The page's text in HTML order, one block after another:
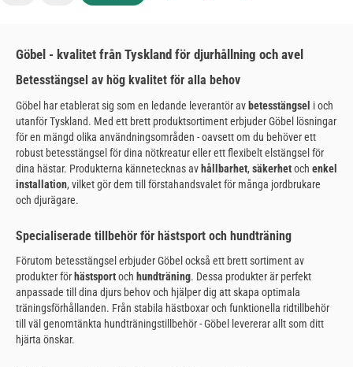
Göbel - kvalitet från Tyskland för djurhållning och avel
Betesstängsel av hög kvalitet för alla behov
Göbel har etablerat sig som en ledande leverantör av betesstängsel i och
utanför Tyskland. Med ett brett produktsortiment erbjuder Göbel lösningar
för en mängd olika användningsområden - oavsett om du behöver ett
robust betesstängsel för dina nötkreatur eller ett flexibelt elstängsel för
dina hästar. Produkterna kännetecknas av hållbarhet, säkerhetoch enkel
installation, vilket gör dem till förstahandsvalet för många jordbrukare
och djurägare.
Specialiserade tillbehör för hästsport och hundträning
Förutom betesstängsel erbjuder Göbel också ett brett sortiment av
produkter för hästsportoch hundträning. Dessa produkter är perfekt
anpassade till dina djurs behov och hjälper dig att skapa optimala
träningsförhållanden. Från stabila hästboxar och funktionella ridtillbehör
till väl genomtänkta hundträningstillbehör - Göbel levererar allt som ditt
hjärta önskar.